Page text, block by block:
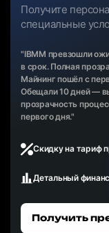
Получите
специальные
"IBMM превзошли
в срок. Полная
Майнинг пошёл с
Обещали 10 дней —
прозрачность
первого дня."
Скидку на тариф
Детальный
Получить